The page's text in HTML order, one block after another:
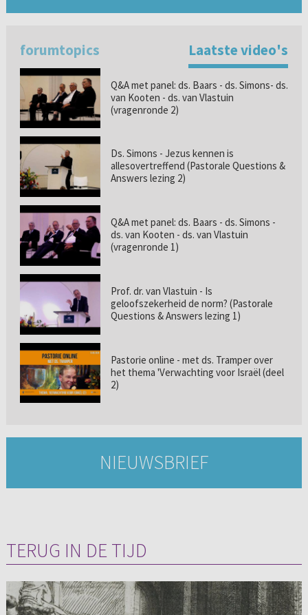
forumtopics Laatste video's
Q&A met panel: ds. Baars - ds. Simons- ds.
van Kooten - ds. van Vlastuin
(vragenronde 2)
Ds. Simons - Jezus kennen is
allesovertreffend (Pastorale Questions &
Answers lezing 2)
Q&A met panel: ds. Baars - ds. Simons -
ds. van Kooten - ds. van Vlastuin
(vragenronde 1)
Prof. dr. van Vlastuin - Is
geloofszekerheid de norm? (Pastorale
Questions & Answers lezing 1)
Pastorie online - met ds. Tramper over
het thema 'Verwachting voor Israël (deel
2)
NIEUWSBRIEF
TERUG IN DE TIJD